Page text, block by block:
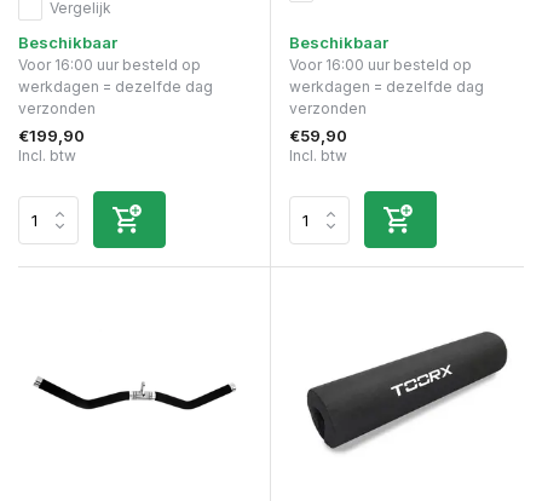
Vergelijk
Beschikbaar
Voor 16:00 uur besteld op
werkdagen = dezelfde dag
verzonden
€199,90
Incl. btw
Beschikbaar
Voor 16:00 uur besteld op
werkdagen = dezelfde dag
verzonden
€59,90
Incl. btw